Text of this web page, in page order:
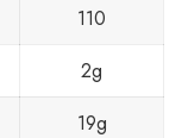
110
2g
19g